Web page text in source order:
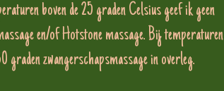
boven de 25 graden Celsius geef ik geen
en/of Hotstone massage. Bij temperaturen
graden zwangerschapsmassage in overleg.